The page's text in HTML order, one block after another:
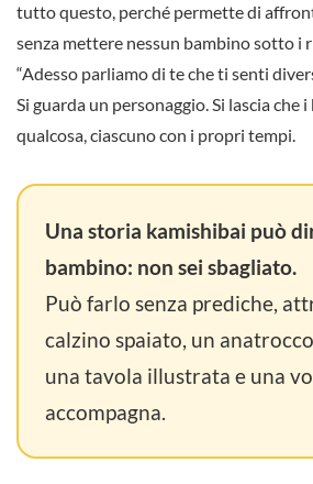
tutto questo, perché permette di
senza mettere nessun bambino sotto i
“Adesso parliamo di te che ti senti
Si guarda un personaggio. Si lascia che
qualcosa, ciascuno con i propri tempi.
Una storia kamishibai può
bambino: non sei sbagliato.
Può farlo senza prediche,
calzino spaiato, un
una tavola illustrata e una
accompagna.